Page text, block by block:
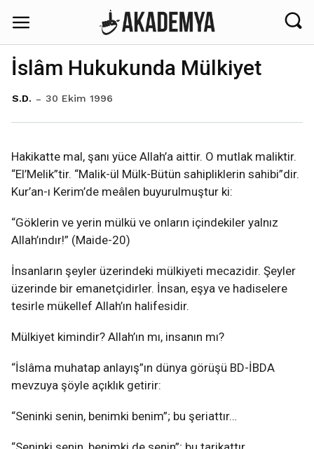
İslâm Hukukunda Mülkiyet
S.D. 30 Ekim 1996
Hakikatte mal, şanı yüce Allah’a aittir. O mutlak maliktir.
“El’Melik”tir. “Malik-ül Mülk-Bütün sahipliklerin sahibi”dir.
Kur’an-ı Kerim’de meâlen buyurulmuştur ki:
“Göklerin ve yerin mülkü ve onların içindekiler yalnız
Allah’ındır!” (Maide-20)
İnsanların şeyler üzerindeki mülkiyeti mecazidir. Şeyler
üzerinde bir emanetçidirler. İnsan, eşya ve hadiselere
tesirle mükellef Allah’ın halifesidir.
Mülkiyet kimindir? Allah’ın mı, insanın mı?
“İslâma muhatap anlayış”ın dünya görüşü BD-İBDA
mevzuya şöyle açıklık getirir:
“Seninki senin, benimki benim”; bu şeriattır…